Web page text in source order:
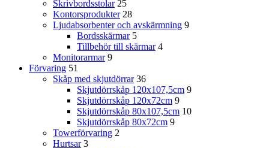
Skrivbordsstolar 25
Kontorsprodukter 28
Ljudabsorbenter och avskärmning 9
Bordsskärmar 5
Tillbehör till skärmar 4
Monitorarmar 9
Förvaring 51
Skåp med skjutdörrar 36
Skjutdörrskåp 120x107,5cm 9
Skjutdörrskåp 120x72cm 9
Skjutdörrskåp 80x107,5cm 10
Skjutdörrskåp 80x72cm 9
Towerförvaring 2
Hurtsar 3